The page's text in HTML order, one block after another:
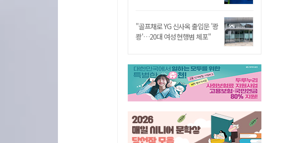
"골프채로 YG 신사옥 출입문 '쾅
쾅'…20대 여성 현행범 체포"